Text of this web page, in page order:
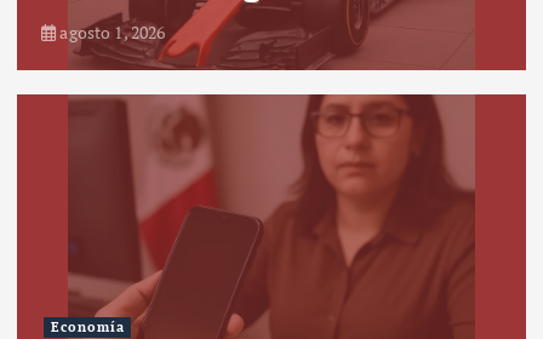
agosto 1, 2026
Economía